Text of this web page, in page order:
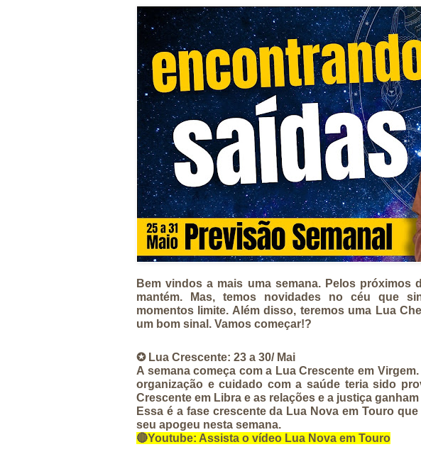
Bem vindos a mais uma semana. Pelos próximos
mantém. Mas, temos novidades no céu que
momentos limite. Além disso, teremos uma Lua
um bom sinal. Vamos começar!?
✪ Lua Crescente: 23 a 30/ Mai
A semana começa com a Lua Crescente em
organização e cuidado com a saúde teria sido
Crescente em Libra e as relações e a justiça
Essa é a fase crescente da Lua Nova em Touro
seu apogeu nesta semana.
🔴Youtube: Assista o vídeo Lua Nova em Touro